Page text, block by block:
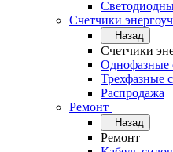
Счетчики
Назад
Счетчики
Однофазные
Трехфазные
Распродажа
Ремонт
Назад
Ремонт